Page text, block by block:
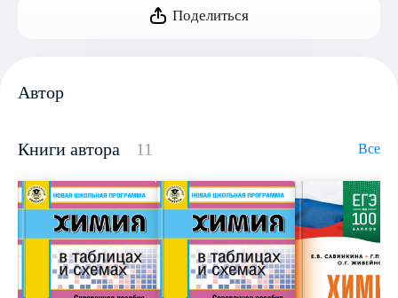
Поделиться
Автор
Книги автора 11 Все